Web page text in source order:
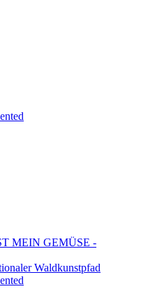
MEIN GEMÜSE -
Waldkunstpfad